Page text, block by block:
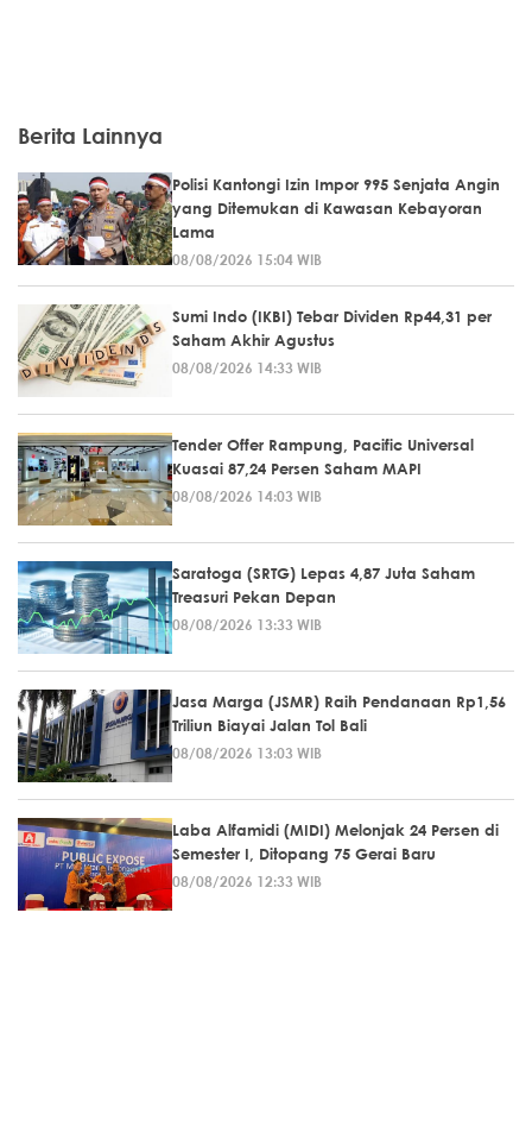
Berita Lainnya
Polisi Kantongi Izin Impor 995 Senjata Angin
yang Ditemukan di Kawasan Kebayoran
Lama
08/08/2026 15:04 WIB
Sumi Indo (IKBI) Tebar Dividen Rp44,31 per
Saham Akhir Agustus
08/08/2026 14:33 WIB
Tender Offer Rampung, Pacific Universal
Kuasai 87,24 Persen Saham MAPI
08/08/2026 14:03 WIB
Saratoga (SRTG) Lepas 4,87 Juta Saham
Treasuri Pekan Depan
08/08/2026 13:33 WIB
Jasa Marga (JSMR) Raih Pendanaan Rp1,56
Triliun Biayai Jalan Tol Bali
08/08/2026 13:03 WIB
Laba Alfamidi (MIDI) Melonjak 24 Persen di
Semester I, Ditopang 75 Gerai Baru
08/08/2026 12:33 WIB